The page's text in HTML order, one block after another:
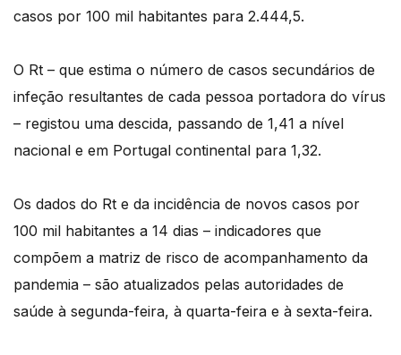
casos por 100 mil habitantes para 2.444,5.
O Rt – que estima o número de casos secundários de
infeção resultantes de cada pessoa portadora do vírus
– registou uma descida, passando de 1,41 a nível
nacional e em Portugal continental para 1,32.
Os dados do Rt e da incidência de novos casos por
100 mil habitantes a 14 dias – indicadores que
compõem a matriz de risco de acompanhamento da
pandemia – são atualizados pelas autoridades de
saúde à segunda-feira, à quarta-feira e à sexta-feira.